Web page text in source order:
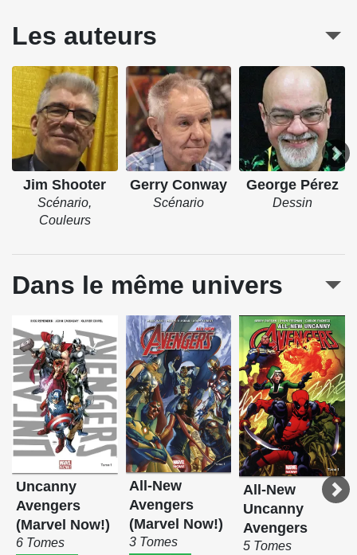
Les auteurs
Jim Shooter
Scénario,
Couleurs
Gerry Conway
Scénario
George Pérez
Dessin
Dans le même univers
Uncanny
Avengers
(Marvel Now!)
6 Tomes
All-New
Avengers
(Marvel Now!)
3 Tomes
All-New
Uncanny
Avengers
5 Tomes